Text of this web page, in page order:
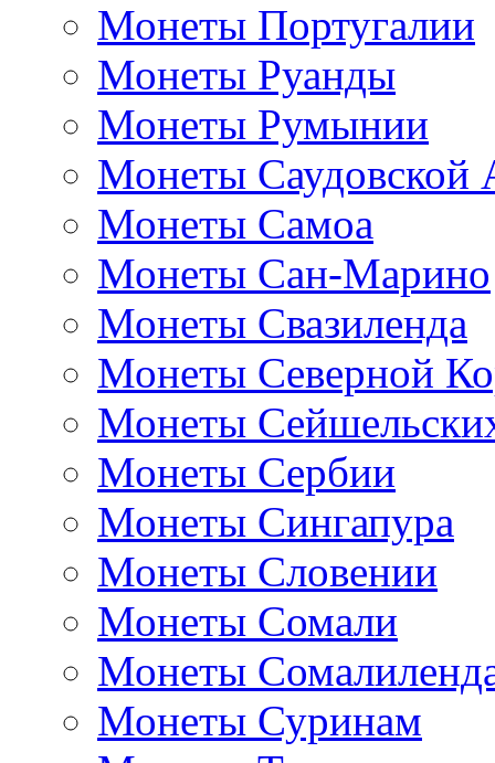
Монеты Португалии
Монеты Руанды
Монеты Румынии
Монеты Саудовской
Монеты Самоа
Монеты Сан-Марино
Монеты Свазиленда
Монеты Северной
Монеты
Монеты Сербии
Монеты Сингапура
Монеты Словении
Монеты Сомали
Монеты
Монеты Суринам